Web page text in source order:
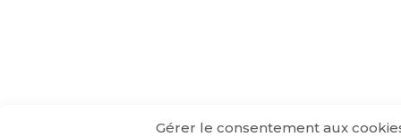
Gérer le consentement aux